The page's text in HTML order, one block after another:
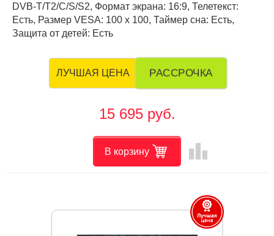
DVB-T/T2/C/S/S2, Формат экрана: 16:9, Телетекст:
Есть, Размер VESA: 100 х 100, Таймер сна: Есть,
Защита от детей: Есть
ЛУЧШАЯ ЦЕНА РАССРОЧКА
15 695 руб.
В корзину leaderboard